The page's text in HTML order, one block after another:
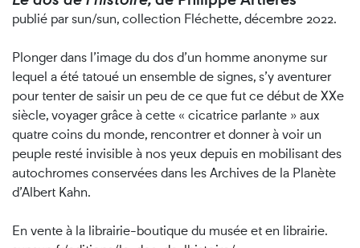
publié par sun/sun, collection Fléchette, décembre 2022.
Plonger dans l’image du dos d’un homme anonyme sur
lequel a été tatoué un ensemble de signes, s’y aventurer
pour tenter de saisir un peu de ce que fut ce début de XXe
siècle, voyager grâce à cette « cicatrice parlante » aux
quatre coins du monde, rencontrer et donner à voir un
peuple resté invisible à nos yeux depuis en mobilisant des
autochromes conservées dans les Archives de la Planète
d’Albert Kahn.
En vente à la librairie-boutique du musée et en librairie.